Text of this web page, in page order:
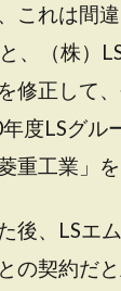
これは間
、（株）
修正して
度LSグル
重工業」を
後、LSエ
の契約だ